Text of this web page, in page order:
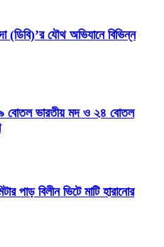
(ডিবি)’র যৌথ অভিযানে বিভিন্ন
বোতল ভারতীয় মদ ও ২৪ বোতল
পাড় বিলীন ভিটে মাটি হারানোর